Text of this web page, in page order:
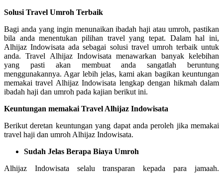
Solusi Travel Umroh Terbaik
Bagi anda yang ingin menunaikan ibadah haji atau umroh, pastikan
bila anda menentukan pilihan travel yang tepat. Dalam hal ini,
Alhijaz Indowisata ada sebagai solusi travel umroh terbaik untuk
anda. Travel Alhijaz Indowisata menawarkan banyak kelebihan
yang pasti akan membuat anda sangatlah beruntung
menggunakannya. Agar lebih jelas, kami akan bagikan keuntungan
memakai travel Alhijaz Indowisata lengkap dengan hikmah dalam
ibadah haji dan umroh pada kajian berikut ini.
Keuntungan memakai Travel Alhijaz Indowisata
Berikut deretan keuntungan yang dapat anda peroleh jika memakai
travel haji dan umroh Alhijaz Indowisata.
Sudah Jelas Berapa Biaya Umroh
Alhijaz Indowisata selalu transparan kepada para jamaah.